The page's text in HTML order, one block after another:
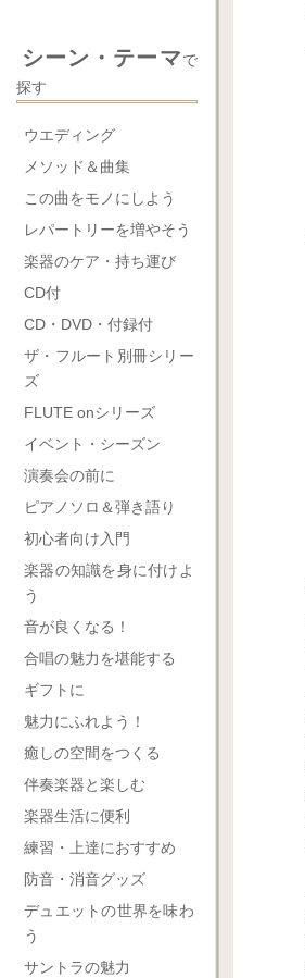
シーン・テーマで
探す
ウエディング
メソッド＆曲集
この曲をモノにしよう
レパートリーを増やそう
楽器のケア・持ち運び
CD付
CD・DVD・付録付
ザ・フルート別冊シリー
ズ
FLUTE onシリーズ
イベント・シーズン
演奏会の前に
ピアノソロ＆弾き語り
初心者向け入門
楽器の知識を身に付けよ
う
音が良くなる！
合唱の魅力を堪能する
ギフトに
魅力にふれよう！
癒しの空間をつくる
伴奏楽器と楽しむ
楽器生活に便利
練習・上達におすすめ
防音・消音グッズ
デュエットの世界を味わ
う
サントラの魅力